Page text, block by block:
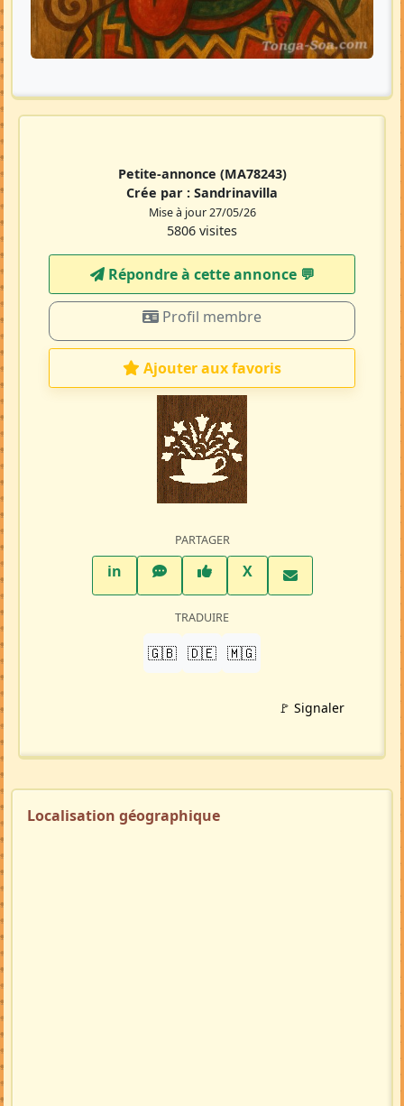
Petite-annonce (MA78243)
Crée par : Sandrinavilla
Mise à jour 27/05/26
5806 visites
Répondre à cette annonce 💬​
Profil membre
Ajouter aux favoris
PARTAGER
inLinkedInWhatsAppFacebook
XTwitter X
TRADUIRE
🇬🇧 🇩🇪 🇲🇬
🚩 Signaler
Localisation géographique